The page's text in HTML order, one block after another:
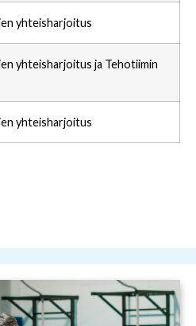
yhteisharjoitus
yhteisharjoitus ja Tehotiimin
yhteisharjoitus